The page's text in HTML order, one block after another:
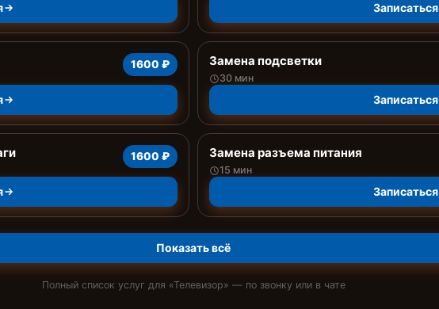
Записаться
1600 ₽ Замена подсветки
30 мин
Записаться
1600 ₽ Замена разъема питания
15 мин
Записаться
Показать всё
Полный список услуг для «Телевизор» — по звонку или в чате